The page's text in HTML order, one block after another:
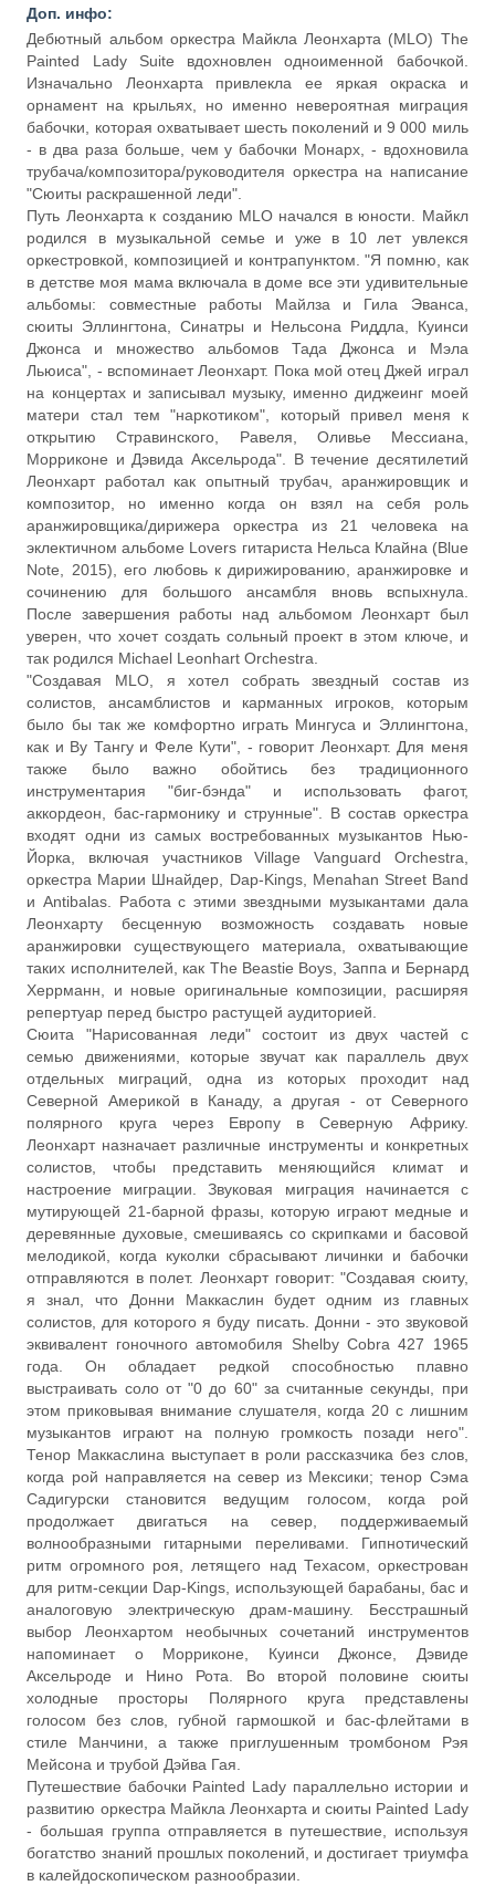
Доп. инфо:
Дебютный альбом оркестра Майкла Леонхарта (MLO) The
Painted Lady Suite вдохновлен одноименной бабочкой.
Изначально Леонхарта привлекла ее яркая окраска и
орнамент на крыльях, но именно невероятная миграция
бабочки, которая охватывает шесть поколений и 9 000 миль
- в два раза больше, чем у бабочки Монарх, - вдохновила
трубача/композитора/руководителя оркестра на написание
"Сюиты раскрашенной леди".
Путь Леонхарта к созданию MLO начался в юности. Майкл
родился в музыкальной семье и уже в 10 лет увлекся
оркестровкой, композицией и контрапунктом. "Я помню, как
в детстве моя мама включала в доме все эти удивительные
альбомы: совместные работы Майлза и Гила Эванса,
сюиты Эллингтона, Синатры и Нельсона Риддла, Куинси
Джонса и множество альбомов Тада Джонса и Мэла
Льюиса", - вспоминает Леонхарт. Пока мой отец Джей играл
на концертах и записывал музыку, именно диджеинг моей
матери стал тем "наркотиком", который привел меня к
открытию Стравинского, Равеля, Оливье Мессиана,
Морриконе и Дэвида Аксельрода". В течение десятилетий
Леонхарт работал как опытный трубач, аранжировщик и
композитор, но именно когда он взял на себя роль
аранжировщика/дирижера оркестра из 21 человека на
эклектичном альбоме Lovers гитариста Нельса Клайна (Blue
Note, 2015), его любовь к дирижированию, аранжировке и
сочинению для большого ансамбля вновь вспыхнула.
После завершения работы над альбомом Леонхарт был
уверен, что хочет создать сольный проект в этом ключе, и
так родился Michael Leonhart Orchestra.
"Создавая MLO, я хотел собрать звездный состав из
солистов, ансамблистов и карманных игроков, которым
было бы так же комфортно играть Мингуса и Эллингтона,
как и Ву Тангу и Феле Кути", - говорит Леонхарт. Для меня
также было важно обойтись без традиционного
инструментария "биг-бэнда" и использовать фагот,
аккордеон, бас-гармонику и струнные". В состав оркестра
входят одни из самых востребованных музыкантов Нью-
Йорка, включая участников Village Vanguard Orchestra,
оркестра Марии Шнайдер, Dap-Kings, Menahan Street Band
и Antibalas. Работа с этими звездными музыкантами дала
Леонхарту бесценную возможность создавать новые
аранжировки существующего материала, охватывающие
таких исполнителей, как The Beastie Boys, Заппа и Бернард
Херрманн, и новые оригинальные композиции, расширяя
репертуар перед быстро растущей аудиторией.
Сюита "Нарисованная леди" состоит из двух частей с
семью движениями, которые звучат как параллель двух
отдельных миграций, одна из которых проходит над
Северной Америкой в Канаду, а другая - от Северного
полярного круга через Европу в Северную Африку.
Леонхарт назначает различные инструменты и конкретных
солистов, чтобы представить меняющийся климат и
настроение миграции. Звуковая миграция начинается с
мутирующей 21-барной фразы, которую играют медные и
деревянные духовые, смешиваясь со скрипками и басовой
мелодикой, когда куколки сбрасывают личинки и бабочки
отправляются в полет. Леонхарт говорит: "Создавая сюиту,
я знал, что Донни Маккаслин будет одним из главных
солистов, для которого я буду писать. Донни - это звуковой
эквивалент гоночного автомобиля Shelby Cobra 427 1965
года. Он обладает редкой способностью плавно
выстраивать соло от "0 до 60" за считанные секунды, при
этом приковывая внимание слушателя, когда 20 с лишним
музыкантов играют на полную громкость позади него".
Тенор Маккаслина выступает в роли рассказчика без слов,
когда рой направляется на север из Мексики; тенор Сэма
Садигурски становится ведущим голосом, когда рой
продолжает двигаться на север, поддерживаемый
волнообразными гитарными переливами. Гипнотический
ритм огромного роя, летящего над Техасом, оркестрован
для ритм-секции Dap-Kings, использующей барабаны, бас и
аналоговую электрическую драм-машину. Бесстрашный
выбор Леонхартом необычных сочетаний инструментов
напоминает о Морриконе, Куинси Джонсе, Дэвиде
Аксельроде и Нино Рота. Во второй половине сюиты
холодные просторы Полярного круга представлены
голосом без слов, губной гармошкой и бас-флейтами в
стиле Манчини, а также приглушенным тромбоном Рэя
Мейсона и трубой Дэйва Гая.
Путешествие бабочки Painted Lady параллельно истории и
развитию оркестра Майкла Леонхарта и сюиты Painted Lady
- большая группа отправляется в путешествие, используя
богатство знаний прошлых поколений, и достигает триумфа
в калейдоскопическом разнообразии.